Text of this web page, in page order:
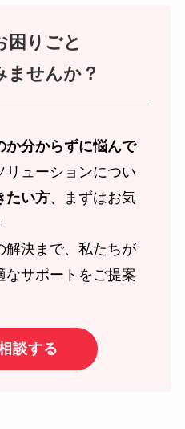
困りごと
ませんか？
か分からずに悩んで
リューションについ
たい方、まずはお気
解決まで、私たちが
なサポートをご提案
談する